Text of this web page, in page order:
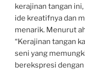
kerajinan tangan
ide kreatifnya dan
menarik. Menurut
“Kerajinan tangan
seni yang
berekspresi dengan